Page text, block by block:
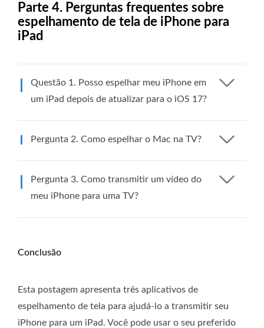
Parte 4. Perguntas frequentes sobre
espelhamento de tela de iPhone para
iPad
Questão 1. Posso espelhar meu iPhone em
um iPad depois de atualizar para o iOS 17?
Pergunta 2. Como espelhar o Mac na TV?
Pergunta 3. Como transmitir um vídeo do
meu iPhone para uma TV?
Conclusão
Esta postagem apresenta três aplicativos de
espelhamento de tela para ajudá-lo a transmitir seu
iPhone para um iPad. Você pode usar o seu preferido